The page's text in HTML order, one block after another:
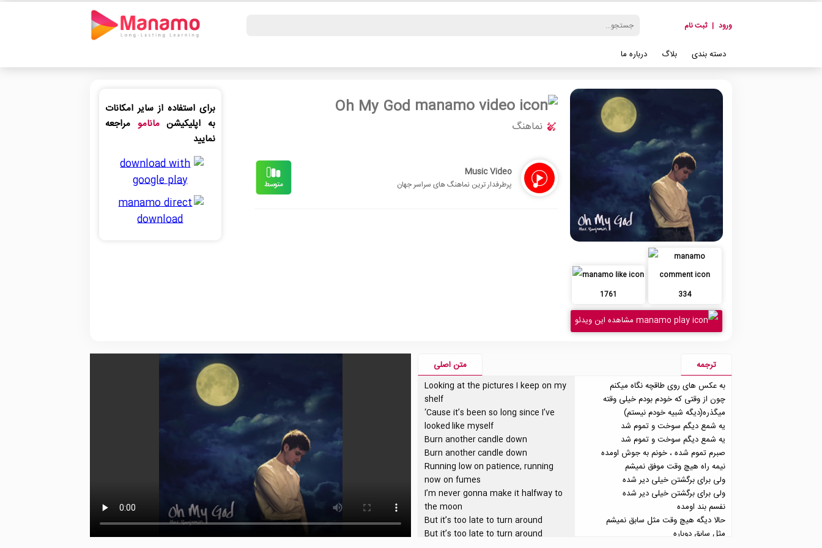
ورود | ثبت نام
دسته بندی بلاگ درباره ما
1761 334
مشاهده این ویدئو
نماهنگ
Music Video
پرطرفدار ترین نماهنگ های سراسر جهان
برای استفاده از سایر امکانات
به اپلیکیشنمانامو مراجعه
نمایید
ترجمه
متن اصلی
به عکس های روی طاقچه نگاه میکنم
چون از وقتی که خودم بودم خیلی وقته
میگذره(دیگه شبیه خودم نیستم)
یه شمع دیگم سوخت و تموم شد
یه شمع دیگم سوخت و تموم شد
صبرم تموم شده ، خونم به جوش اومده
نیمه راه هیچ وقت موفق نمیشم
ولی برای برگشتن خیلی دیر شده
ولی برای برگشتن خیلی دیر شده
نفسم بند اومده
حالا دیگه هیچ وقت مثل سابق نمیشم
مثل سابق دوباره
Looking at the pictures I keep on my
shelf
‘Cause it’s been so long since I’ve
looked like myself
Burn another candle down
Burn another candle down
Running low on patience, running
now on fumes
I’m never gonna make it halfway to
the moon
But it’s too late to turn around
But it’s too late to turn around